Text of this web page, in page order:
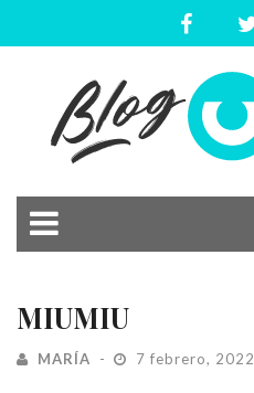
MIUMIU
MARÍA 7 febrero, 2022